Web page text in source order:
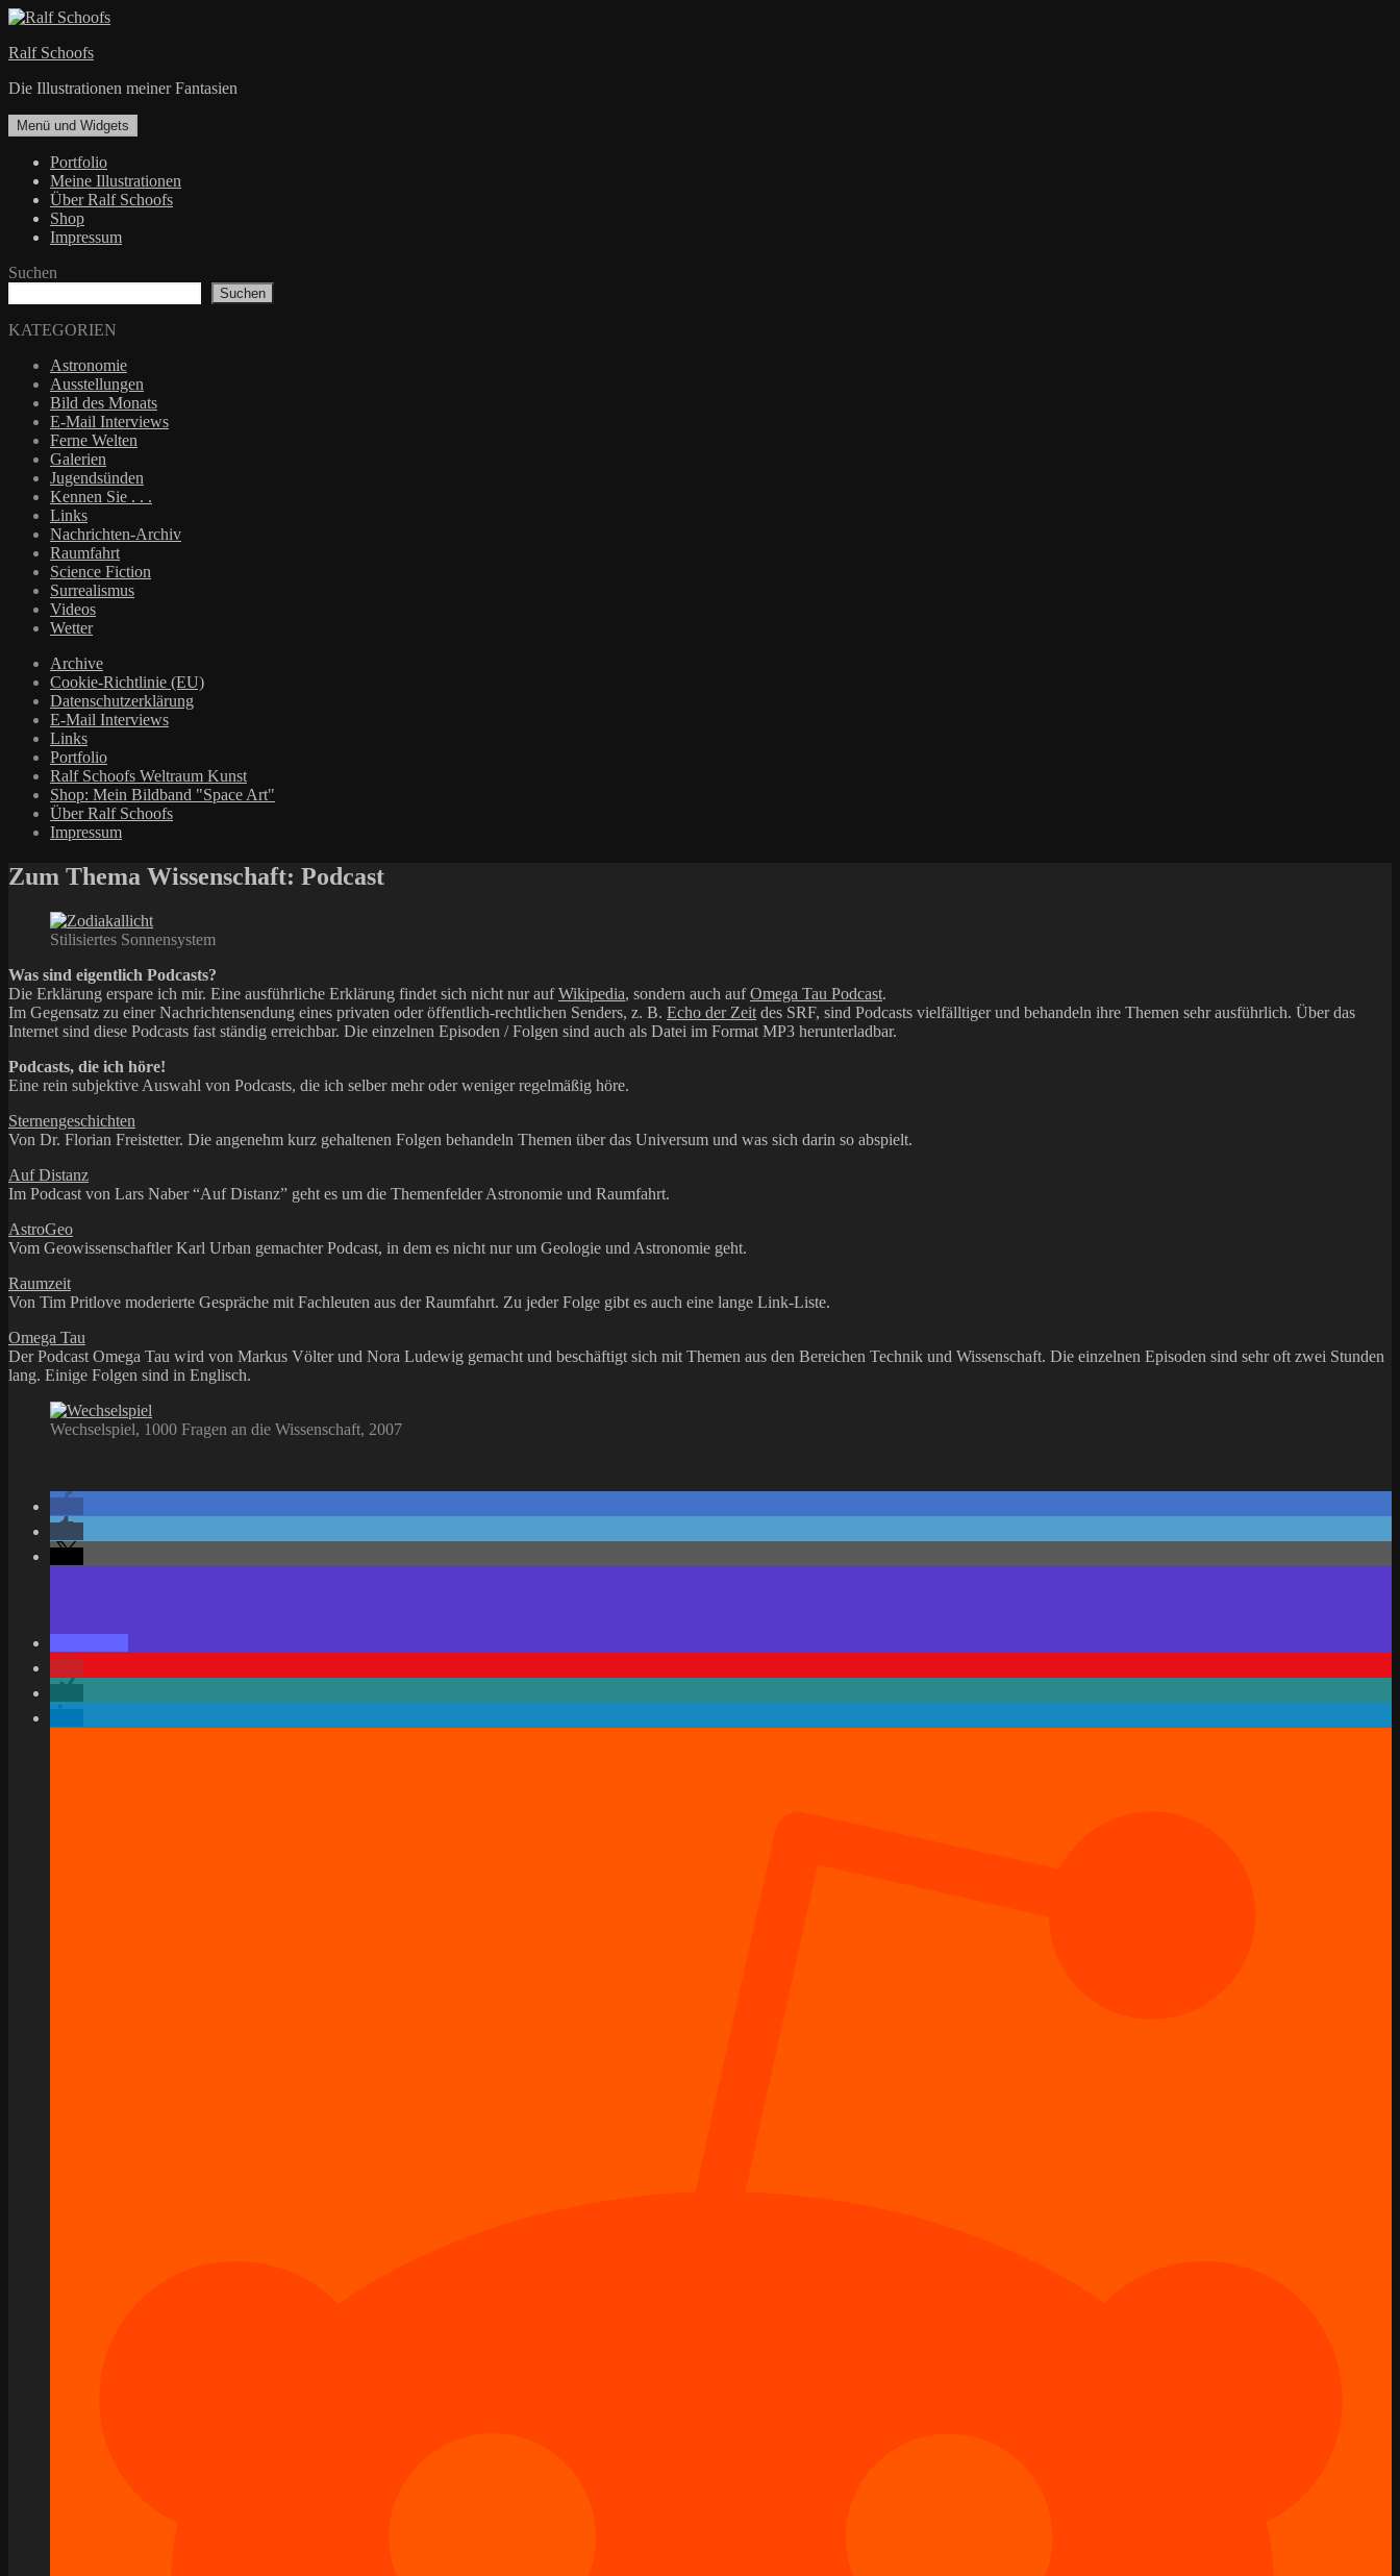
Zum
springen
Ralf Schoofs
Die Illustrationen meiner Fantasien
Menü und Widgets
Portfolio
Meine Illustrationen
Über Ralf Schoofs
Shop
Impressum
Suchen
Suchen
KATEGORIEN
Astronomie
Ausstellungen
Bild des Monats
E-Mail Interviews
Ferne Welten
Galerien
Jugendsünden
Kennen Sie . . .
Links
Nachrichten-Archiv
Raumfahrt
Science Fiction
Surrealismus
Videos
Wetter
Archive
Cookie-Richtlinie (EU)
Datenschutzerklärung
E-Mail Interviews
Links
Portfolio
Ralf Schoofs Weltraum Kunst
Shop: Mein Bildband "Space Art"
Über Ralf Schoofs
Impressum
Zum Thema Wissenschaft: Podcast
Stilisiertes Sonnensystem
Was sind eigentlich Podcasts?
Die Erklärung erspare ich mir. Eine ausführliche Erklärung findet sich nicht nur aufWikipedia, sondern auch aufOmega Tau Podcast.
Im Gegensatz zu einer Nachrichtensendung eines privaten oder öffentlich-rechtlichen Senders, z. B. Echo der Zeit des SRF, sind Podcasts vielfälltiger und behandeln ihre Themen sehr ausführlich. Über das
Internet sind diese Podcasts fast ständig erreichbar. Die einzelnen Episoden / Folgen sind auch als Datei im Format MP3 herunterladbar.
Podcasts, die ich höre!
Eine rein subjektive Auswahl von Podcasts, die ich selber mehr oder weniger regelmäßig höre.
Sternengeschichten
Von Dr. Florian Freistetter. Die angenehm kurz gehaltenen Folgen behandeln Themen über das Universum und was sich darin so abspielt.
Auf Distanz
Im Podcast von Lars Naber “Auf Distanz” geht es um die Themenfelder Astronomie und Raumfahrt.
AstroGeo
Vom Geowissenschaftler Karl Urban gemachter Podcast, in dem es nicht nur um Geologie und Astronomie geht.
Raumzeit
Von Tim Pritlove moderierte Gespräche mit Fachleuten aus der Raumfahrt. Zu jeder Folge gibt es auch eine lange Link-Liste.
Omega Tau
Der Podcast Omega Tau wird von Markus Völter und Nora Ludewig gemacht und beschäftigt sich mit Themen aus den Bereichen Technik und Wissenschaft. Die einzelnen Episoden sind sehr oft zwei Stunden
lang. Einige Folgen sind in Englisch.
Wechselspiel, 1000 Fragen an die Wissenschaft, 2007